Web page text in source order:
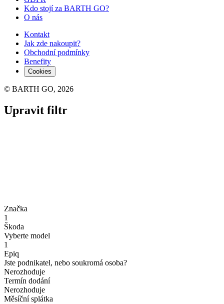
Kdo stojí za BARTH GO?
O nás
Kontakt
Jak zde nakoupit?
Obchodní podmínky
Benefity
Cookies
© BARTH GO, 2026
Upravit filtr
Značka
1
Škoda
Vyberte model
1
Epiq
Jste podnikatel, nebo soukromá osoba?
Nerozhoduje
Termín dodání
Nerozhoduje
Měsíční splátka